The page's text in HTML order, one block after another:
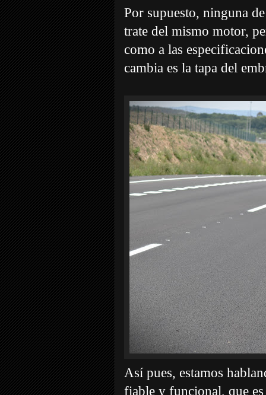
Por supuesto, ninguna
trate del mismo motor,
como a las
cambia es la tapa del
Así pues, estamos
fiable y funcional, que